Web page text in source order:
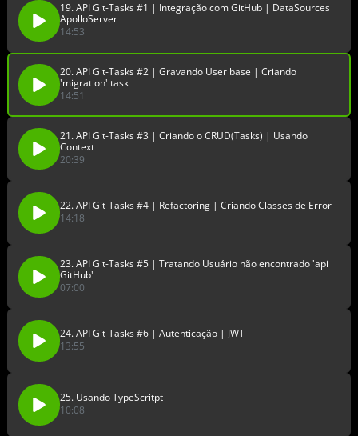
19. API Git-Tasks #1 | Integração com GitHub | DataSources
ApolloServer
14:53
20. API Git-Tasks #2 | Gravando User base | Criando
'migration' task
14:51
21. API Git-Tasks #3 | Criando o CRUD(Tasks) | Usando
Context
20:39
22. API Git-Tasks #4 | Refactoring | Criando Classes de Error
14:18
23. API Git-Tasks #5 | Tratando Usuário não encontrado 'api
GitHub'
07:00
24. API Git-Tasks #6 | Autenticação | JWT
13:55
25. Usando TypeScritpt
10:08